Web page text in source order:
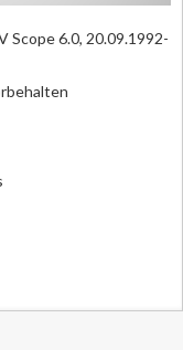
Scope 6.0, 20.09.1992-